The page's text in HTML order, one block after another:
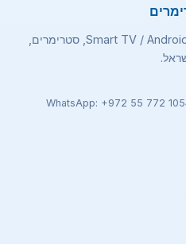
חבילות צפייה דיגיטליות עבור Smart TV / Android TV, סטרימרים,
WhatsApp: +972 55 772